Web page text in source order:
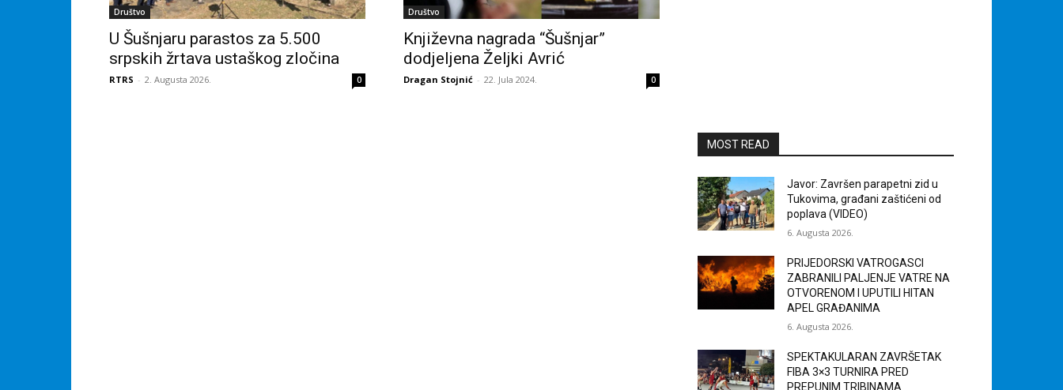
Društvo
U Šušnjaru parastos za 5.500
srpskih žrtava ustaškog zločina
RTRS - 2. Augusta 2026. 0
Društvo
Književna nagrada “Šušnjar”
dodjeljena Željki Avrić
Dragan Stojnić - 22. Jula 2024. 0
MOST READ
Javor: Završen parapetni zid u
Tukovima, građani zaštićeni od
poplava (VIDEO)
6. Augusta 2026.
PRIJEDORSKI VATROGASCI
ZABRANILI PALJENJE VATRE NA
OTVORENOM I UPUTILI HITAN
APEL GRAĐANIMA
6. Augusta 2026.
SPEKTAKULARAN ZAVRŠETAK
FIBA 3×3 TURNIRA PRED
PREPUNIM TRIBINAMA